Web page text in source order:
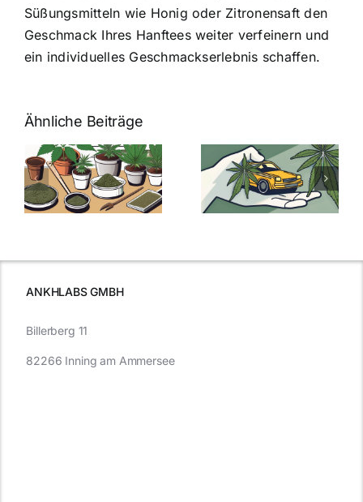
Süßungsmitteln wie Honig oder Zitronensaft den
Geschmack Ihres Hanftees weiter verfeinern und
ein individuelles Geschmackserlebnis schaffen.
Ähnliche Beiträge
Neue THC-
Grenzwert-
Regelung:
Was Sie über
Cannabis und
müssen
Cannabis
Samen
kaufen: Alles
was Sie
ANKHLABS GMBH
Billerberg 11
82266 Inning am Ammersee